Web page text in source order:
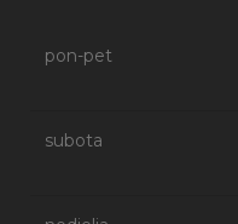
pon-pet
subota